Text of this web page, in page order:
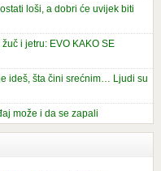
loši, a dobri će uvijek biti
i jetru: EVO KAKO SE
ideš, šta čini srećnim… Ljudi su
može i da se zapali